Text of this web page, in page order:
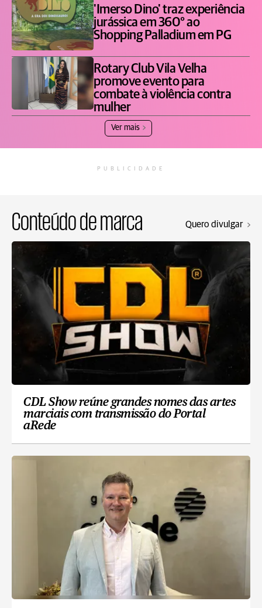
'Imerso Dino' traz experiência
jurássica em 360° ao
Shopping Palladium em PG
Rotary Club Vila Velha
promove evento para
combate à violência contra
mulher
Ver mais
PUBLICIDADE
Conteúdo de marca Quero divulgar
CDL Show reúne grandes nomes das artes
marciais com transmissão do Portal
aRede